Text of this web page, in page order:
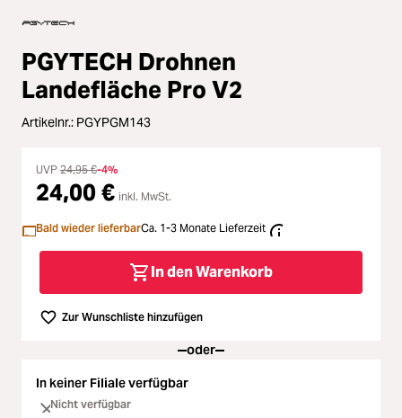
Loading... Zubehör
Loading... Licht & Studio
Loading... Bildbearbeitung
Loading... Ferngläser
Loading... Second Hand
Loading... SALE
Loading...
PGYTECH Drohnen
Landefläche Pro V2
Artikelnr.: PGYPGM143
UVP 24,95 €-4%
24,00 € inkl. MwSt.
Bald wieder lieferbarCa. 1-3 Monate Lieferzeit
In den Warenkorb
Zur Wunschliste hinzufügen
oder
In keiner Filiale verfügbar
Nicht verfügbar